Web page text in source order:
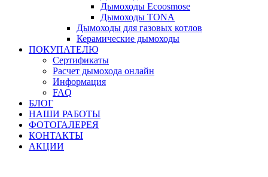
Дымоходы Ecoosmose
Дымоходы TONA
Дымоходы для газовых котлов
Керамические дымоходы
ПОКУПАТЕЛЮ
Сертификаты
Расчет дымохода онлайн
Информация
FAQ
БЛОГ
НАШИ РАБОТЫ
ФОТОГАЛЕРЕЯ
КОНТАКТЫ
АКЦИИ